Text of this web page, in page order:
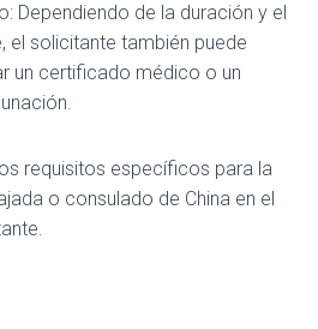
Dependiendo de la duración y el
el solicitante también puede
un certificado médico o un
requisitos específicos para la
o consulado de China en el